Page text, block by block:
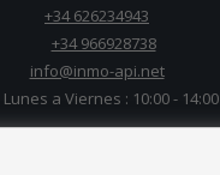
+34 626234943
+34 966928738
info@inmo-api.net
Lunes a Viernes : 10:00 - 14:00